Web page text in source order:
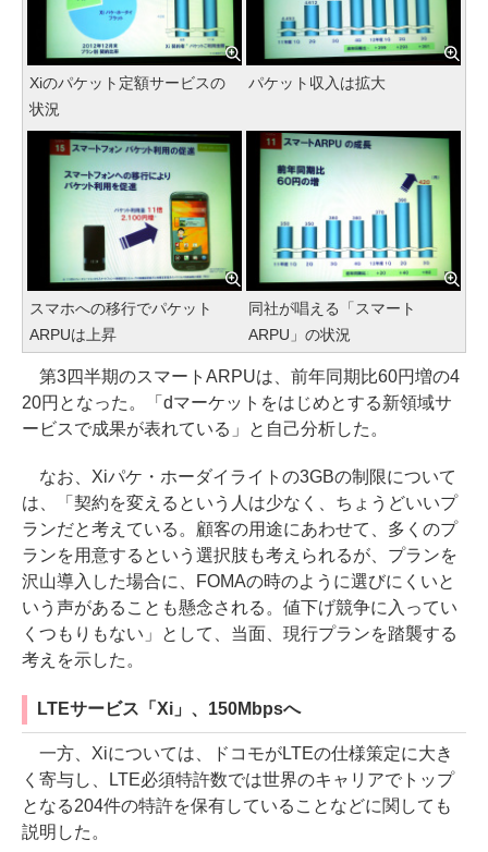
Xiのパケット定額サービスの
状況
パケット収入は拡大
スマホへの移行でパケット
ARPUは上昇
同社が唱える「スマート
ARPU」の状況
第3四半期のスマートARPUは、前年同期比60円増の4
20円となった。「dマーケットをはじめとする新領域サ
ービスで成果が表れている」と自己分析した。
なお、Xiパケ・ホーダイライトの3GBの制限について
は、「契約を変えるという人は少なく、ちょうどいいプ
ランだと考えている。顧客の用途にあわせて、多くのプ
ランを用意するという選択肢も考えられるが、プランを
沢山導入した場合に、FOMAの時のように選びにくいと
いう声があることも懸念される。値下げ競争に入ってい
くつもりもない」として、当面、現行プランを踏襲する
考えを示した。
LTEサービス「Xi」、150Mbpsへ
一方、Xiについては、ドコモがLTEの仕様策定に大き
く寄与し、LTE必須特許数では世界のキャリアでトップ
となる204件の特許を保有していることなどに関しても
説明した。